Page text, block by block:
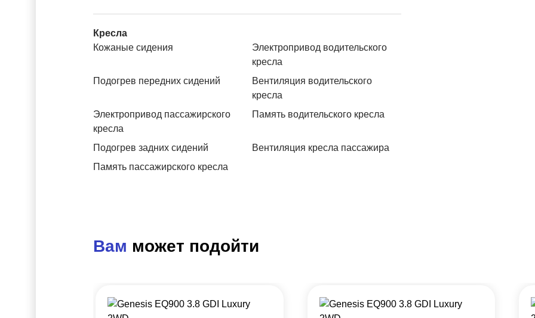
Кресла
Кожаные сидения
Электропривод водительского
кресла
Подогрев передних сидений
Вентиляция водительского
кресла
Электропривод пассажирского
кресла
Память водительского кресла
Подогрев задних сидений
Вентиляция кресла пассажира
Память пассажирского кресла
Вам может подойти